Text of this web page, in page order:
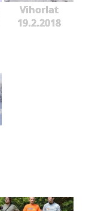
Vihorlat
19.2.2018